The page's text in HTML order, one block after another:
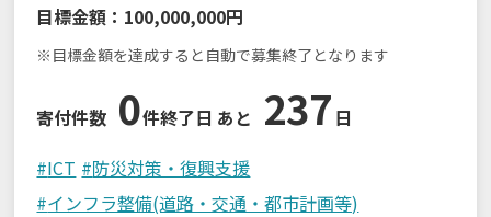
目標金額： 100,000,000円
※目標金額を達成すると自動で募集終了となります
寄付件数 0件終了日 あと 237 日
#ICT #防災対策・復興支援
#インフラ整備(道路・交通・都市計画等)